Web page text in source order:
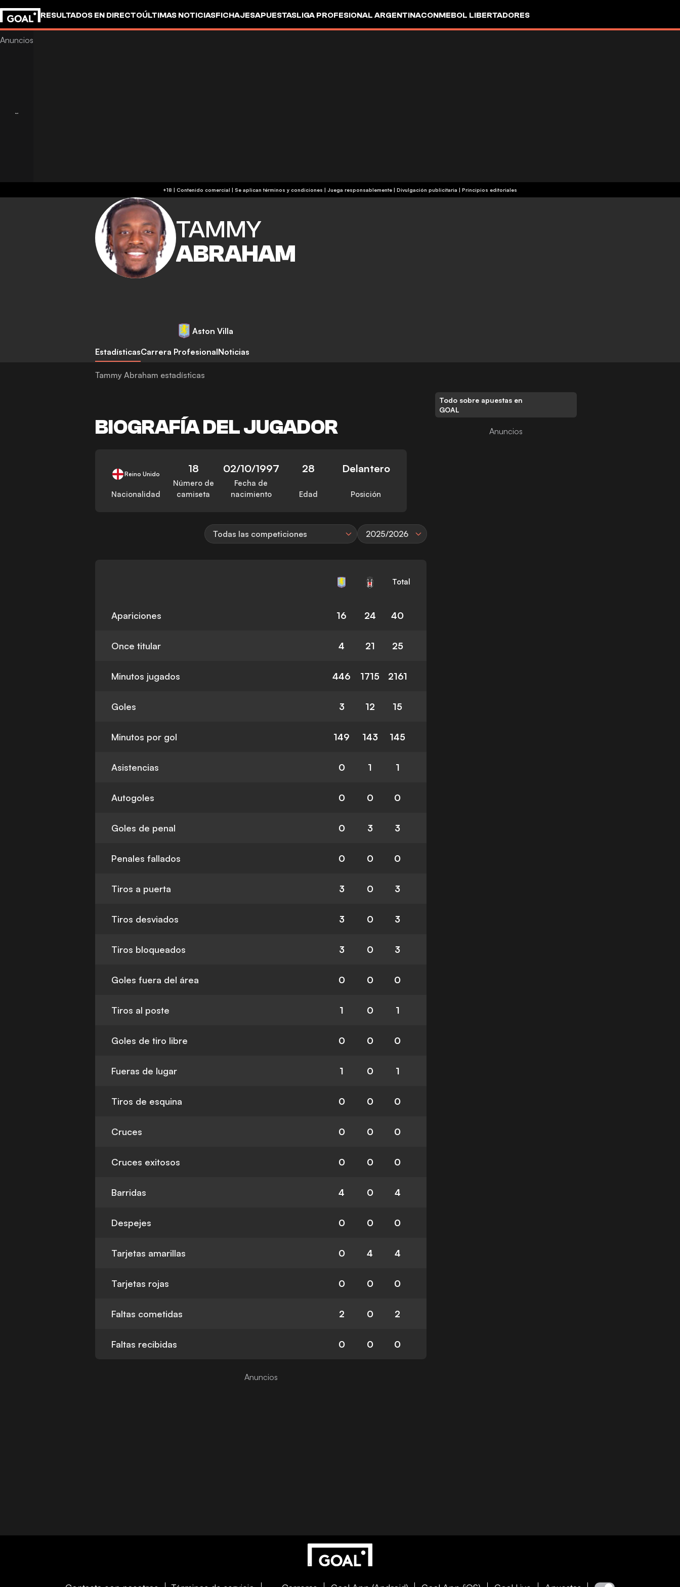
RESULTADOS EN DIRECTOÚLTIMAS NOTICIASFICHAJESAPUESTASLIGA PROFESIONAL ARGENTINACONMEBOL LIBERTADORES
+18 | Contenido comercial | Se aplican términos y condiciones | Juega responsablemente | Divulgación publicitaria | Principios editoriales
TAMMY
ABRAHAM
Aston Villa
EstadísticasCarrera ProfesionalNoticias
Tammy Abraham estadísticas
BIOGRAFÍA DEL JUGADOR
Reino Unido
Nacionalidad
18
Número de
camiseta
02/10/1997
Fecha de
nacimiento
28
Edad
Delantero
Posición
Todas las competiciones 2025/2026
Total
Apariciones 16 24 40
Once titular 4 21 25
Minutos jugados 446 1715 2161
Goles 3 12 15
Minutos por gol 149 143 145
Asistencias 0 1 1
Autogoles 0 0 0
Goles de penal 0 3 3
Penales fallados 0 0 0
Tiros a puerta 3 0 3
Tiros desviados 3 0 3
Tiros bloqueados 3 0 3
Goles fuera del área 0 0 0
Tiros al poste 1 0 1
Goles de tiro libre 0 0 0
Fueras de lugar 1 0 1
Tiros de esquina 0 0 0
Cruces 0 0 0
Cruces exitosos 0 0 0
Barridas 4 0 4
Despejes 0 0 0
Tarjetas amarillas 0 4 4
Tarjetas rojas 0 0 0
Faltas cometidas 2 0 2
Faltas recibidas 0 0 0
Todo sobre apuestas en
GOAL